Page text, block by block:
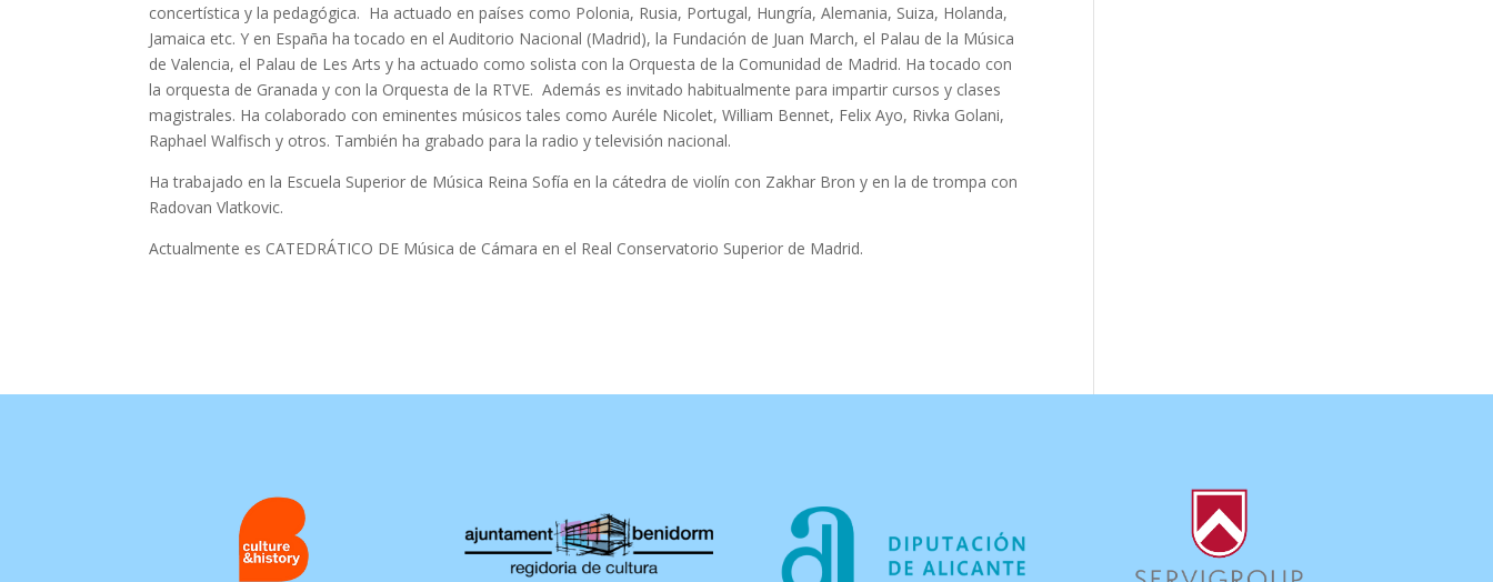
concertística y la pedagógica. Ha actuado en países como Polonia, Rusia, Portugal, Hungría, Alemania, Suiza, Holanda,
Jamaica etc. Y en España ha tocado en el Auditorio Nacional (Madrid), la Fundación de Juan March, el Palau de la Música
de Valencia, el Palau de Les Arts y ha actuado como solista con la Orquesta de la Comunidad de Madrid. Ha tocado con
la orquesta de Granada y con la Orquesta de la RTVE. Además es invitado habitualmente para impartir cursos y clases
magistrales. Ha colaborado con eminentes músicos tales como Auréle Nicolet, William Bennet, Felix Ayo, Rivka Golani,
Raphael Walfisch y otros. También ha grabado para la radio y televisión nacional.
Ha trabajado en la Escuela Superior de Música Reina Sofía en la cátedra de violín con Zakhar Bron y en la de trompa con
Radovan Vlatkovic.
Actualmente es CATEDRÁTICO DE Música de Cámara en el Real Conservatorio Superior de Madrid.